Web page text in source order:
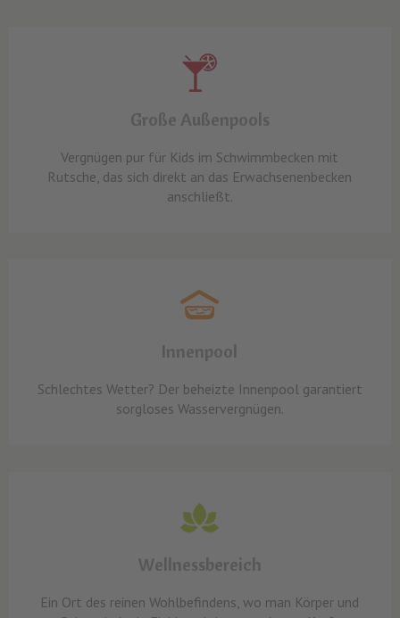
Große Außenpools
Vergnügen pur für Kids im Schwimmbecken mit
Rutsche, das sich direkt an das Erwachsenenbecken
anschließt.
Innenpool
Schlechtes Wetter? Der beheizte Innenpool garantiert
sorgloses Wasservergnügen.
Wellnessbereich
Ein Ort des reinen Wohlbefindens, wo man Körper und